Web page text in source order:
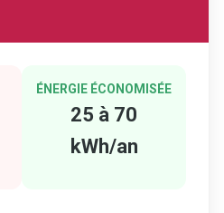
ÉNERGIE ÉCONOMISÉE
25 à 70
kWh/an